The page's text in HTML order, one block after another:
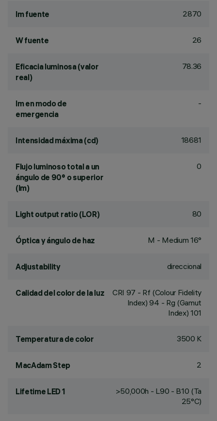
lm fuente 2870
W fuente 26
Eficacia luminosa (valor
real)
78.36
lm en modo de
emergencia
-
Intensidad máxima (cd) 18681
Flujo luminoso total a un
ángulo de 90° o superior
(lm)
0
Light output ratio (LOR) 80
Óptica y ángulo de haz M - Medium 16°
Adjustability direccional
Calidad del color de la luz CRI 97 - Rf (Colour Fidelity
Index) 94 - Rg (Gamut
Index) 101
Temperatura de color 3500 K
MacAdam Step 2
Lifetime LED 1
>50,000h - L90 - B10 (Ta
25°C)